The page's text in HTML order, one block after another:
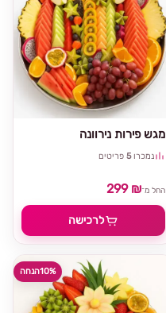
מגש פירות נירוונה
נמכרו5 פריטים
החל מ־299 ₪
לרכישה
10%הנחה